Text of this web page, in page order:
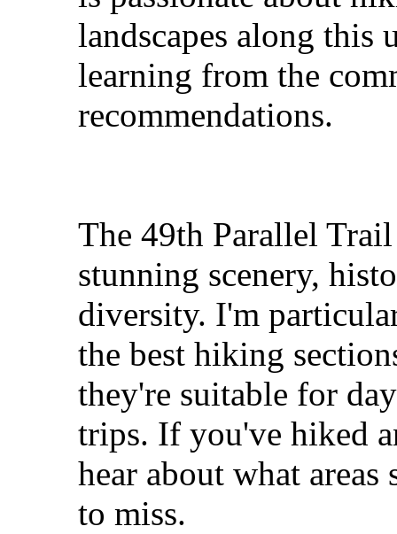
landscapes along
learning from the
recommendations.
The 49th Parallel
stunning scenery,
diversity. I'm
the best hiking
they're suitable for
trips. If you've hiked
hear about what
to miss.